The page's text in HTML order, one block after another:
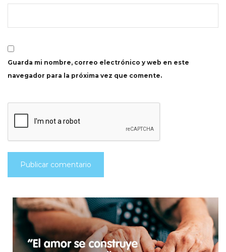
Guarda mi nombre, correo electrónico y web en este
navegador para la próxima vez que comente.